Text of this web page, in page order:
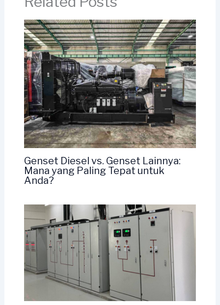
Genset Diesel vs. Genset Lainnya:
Mana yang Paling Tepat untuk
Anda?